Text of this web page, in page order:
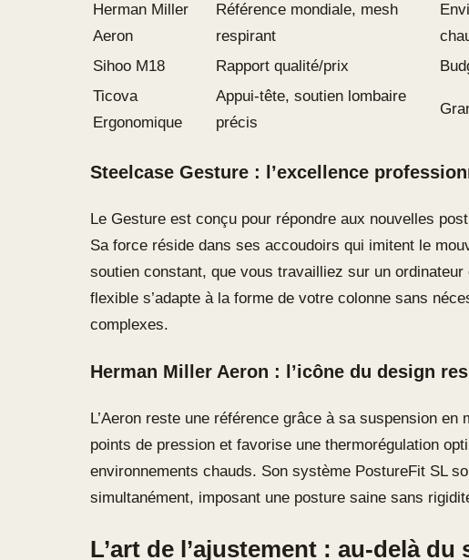
Herman Miller
Aeron
Référence mondiale, mesh
respirant
Sihoo M18 Rapport qualité/prix
Ticova
Ergonomique
Appui-tête, soutien lombaire
précis
Steelcase Gesture : l’excellence
Le Gesture est conçu pour répondre aux nouvelles
Sa force réside dans ses accoudoirs qui imitent le
soutien constant, que vous travailliez sur un
flexible s’adapte à la forme de votre colonne sans
complexes.
Herman Miller Aeron : l’icône du design
L’Aeron reste une référence grâce à sa suspension
points de pression et favorise une thermorégulation
environnements chauds. Son système PostureFit SL
simultanément, imposant une posture saine sans
L’art de l’ajustement : au-delà du